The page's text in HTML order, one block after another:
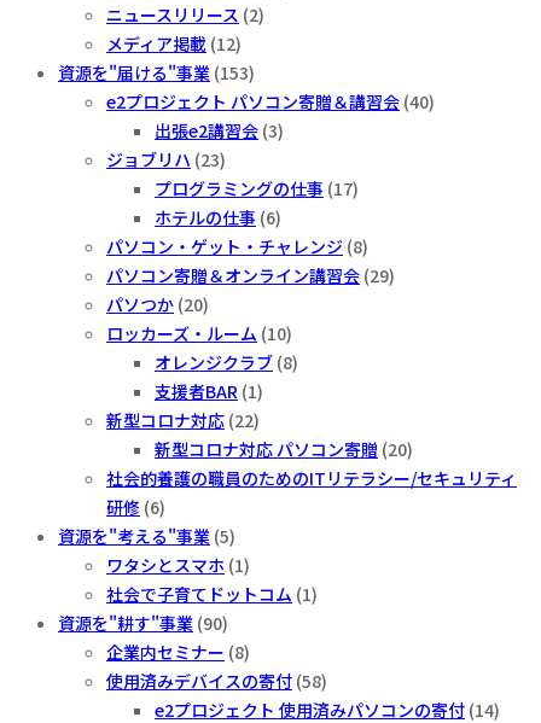
ニュースリリース (2)
メディア掲載 (12)
資源を"届ける"事業 (153)
e2プロジェクト パソコン寄贈＆講習会 (40)
出張e2講習会 (3)
ジョブリハ (23)
プログラミングの仕事 (17)
ホテルの仕事 (6)
パソコン・ゲット・チャレンジ (8)
パソコン寄贈＆オンライン講習会 (29)
パソつか (20)
ロッカーズ・ルーム (10)
オレンジクラブ (8)
支援者BAR (1)
新型コロナ対応 (22)
新型コロナ対応 パソコン寄贈 (20)
社会的養護の職員のためのITリテラシー/セキュリティ
研修 (6)
資源を"考える"事業 (5)
ワタシとスマホ (1)
社会で子育てドットコム (1)
資源を"耕す"事業 (90)
企業内セミナー (8)
使用済みデバイスの寄付 (58)
e2プロジェクト 使用済みパソコンの寄付 (14)